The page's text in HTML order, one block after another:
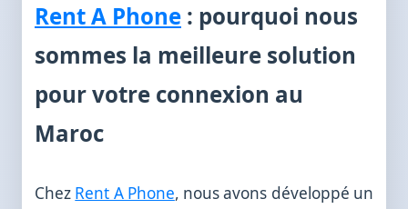
Rent A Phone : pourquoi nous
sommes la meilleure solution
pour votre connexion au
Maroc
Chez Rent A Phone, nous avons développé un